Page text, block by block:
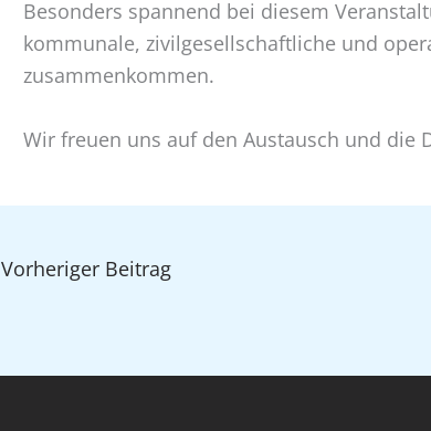
Besonders spannend bei diesem
kommunale, zivilgesellschaftliche und
zusammenkommen.
Wir freuen uns auf den Austausch und die
Vorheriger Beitrag